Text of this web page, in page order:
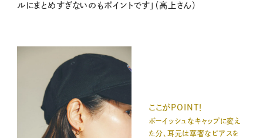
ルにまとめすぎないのもポイントです」（高上さん）
ここがPOINT！
ボーイッシュなキャップに変え
た分、耳元は華奢なピアスを